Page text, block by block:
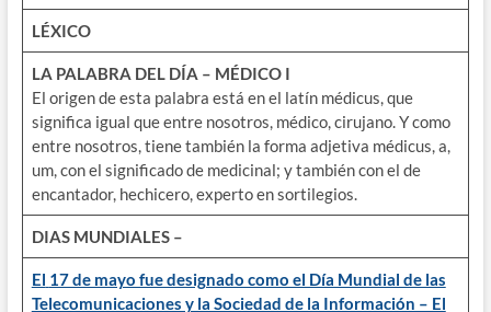
LÉXICO
LA PALABRA DEL DÍA – MÉDICO I
El origen de esta palabra está en el latín médicus, que
significa igual que entre nosotros, médico, cirujano. Y como
entre nosotros, tiene también la forma adjetiva médicus, a,
um, con el significado de medicinal; y también con el de
encantador, hechicero, experto en sortilegios.
DIAS MUNDIALES –
El 17 de mayo fue designado como el Día Mundial de las
Telecomunicaciones y la Sociedad de la Información – El